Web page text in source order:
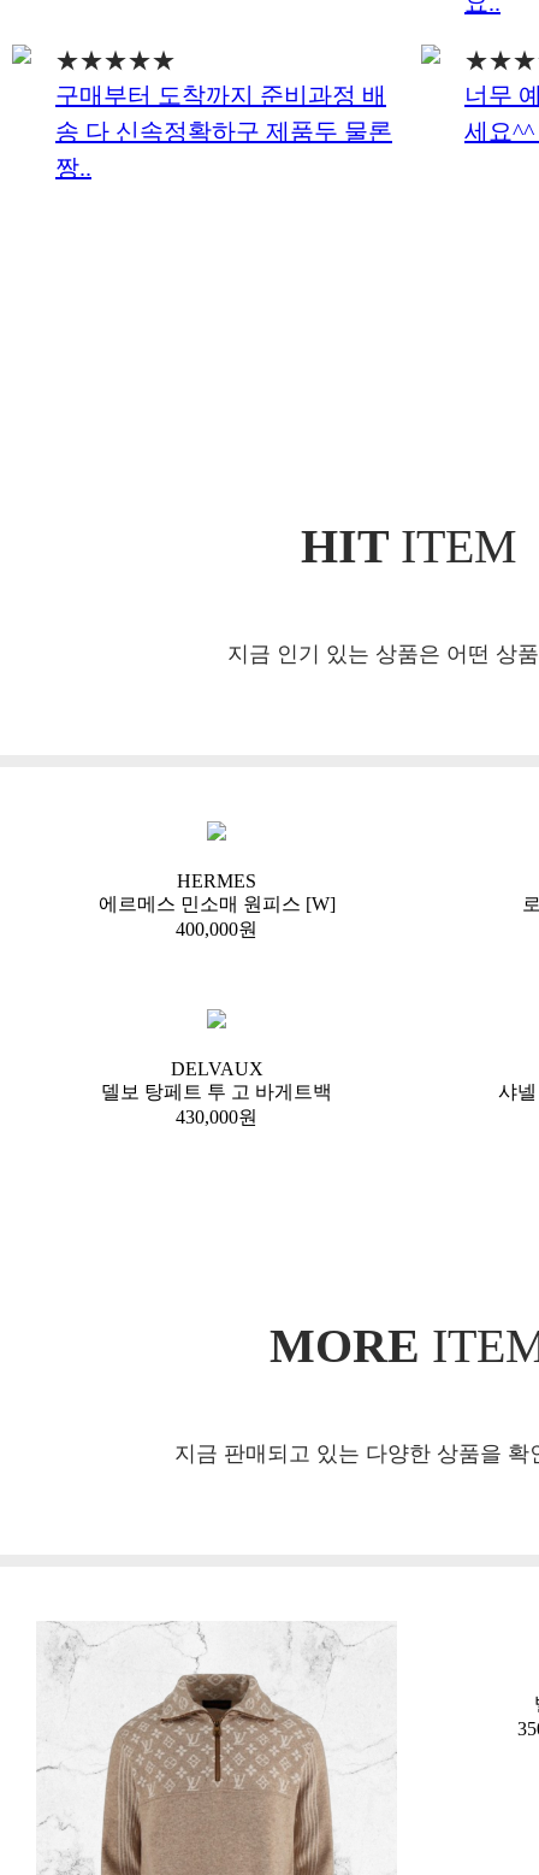
★★★★★
짱..
세요
HIT ITEM
지금 인기 있는 상품은 어떤 상
HERMES
에르메스 민소매 원피스 [W]
400,000원
DELVAUX
델보 탕페트 투 고 바게트백
430,000원
샤
MORE
지금 판매되고 있는 다양한 상품을 확